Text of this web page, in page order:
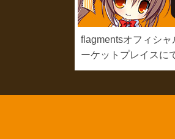
flagmentsオフィシ
ーケットプレイスに